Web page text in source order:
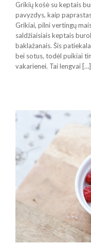
Grikių košė su keptais
pavyzdys, kaip
Grikiai, pilni vertingų
saldžiaisiais keptais
baklažanais. Šis
bei sotus, todėl puikiai
vakarienei. Tai lengvai […]